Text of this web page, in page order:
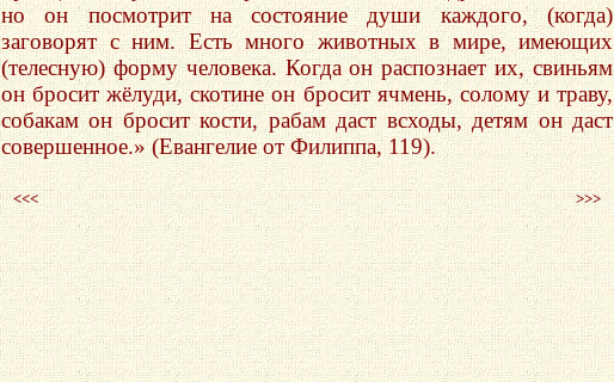
но он посмотрит на состояние души каждого, (когда)
заговорят с ним. Есть много животных в мире, имеющих
(телесную) форму человека. Когда он распознает их, свиньям
он бросит жёлуди, скотине он бросит ячмень, солому и траву,
собакам он бросит кости, рабам даст всходы, детям он даст
совершенное.» (Евангелие от Филиппа, 119).
<<< >>>